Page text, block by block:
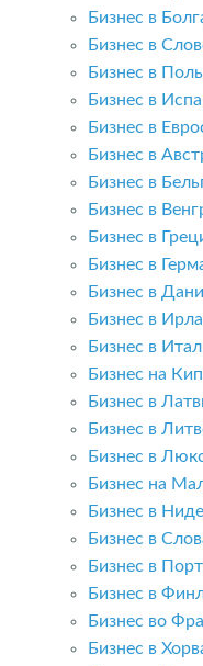
Бизнес в
Бизнес в
Бизнес в
Бизнес в
Бизнес в
Бизнес в
Бизнес в
Бизнес в
Бизнес в
Бизнес в
Бизнес в
Бизнес в
Бизнес в
Бизнес на
Бизнес в
Бизнес в
Бизнес в
Бизнес на
Бизнес в
Бизнес в
Бизнес в
Бизнес в
Бизнес во
Бизнес в